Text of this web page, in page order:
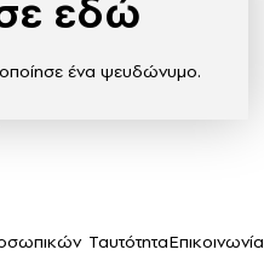
εδώ
ένα ψευδώνυμο.
ΤαυτότηταΕπικοινωνία